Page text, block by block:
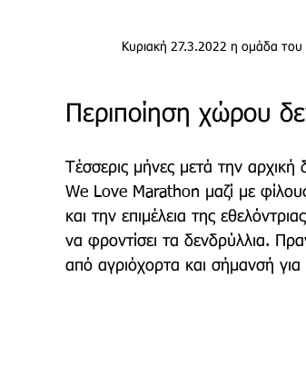
Κυριακή 27.3.2022 η ομάδα
Περιποίηση χώρου
Τέσσερις μήνες μετά την
We Love Marathon μαζί με
και την επιμέλεια της
να φροντίσει τα δενδρύλλια.
από αγριόχορτα και σήμανσή